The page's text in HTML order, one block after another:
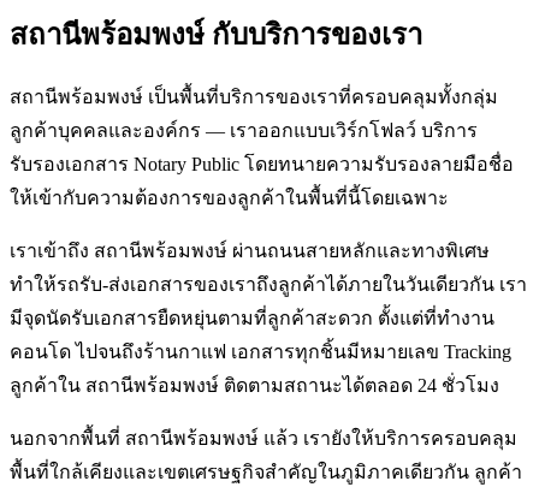
สถานีพร้อมพงษ์ กับบริการของเรา
สถานีพร้อมพงษ์ เป็นพื้นที่บริการของเราที่ครอบคลุมทั้งกลุ่ม
ลูกค้าบุคคลและองค์กร — เราออกแบบเวิร์กโฟลว์ บริการ
รับรองเอกสาร Notary Public โดยทนายความรับรองลายมือชื่อ
ให้เข้ากับความต้องการของลูกค้าในพื้นที่นี้โดยเฉพาะ
เราเข้าถึง สถานีพร้อมพงษ์ ผ่านถนนสายหลักและทางพิเศษ
ทำให้รถรับ-ส่งเอกสารของเราถึงลูกค้าได้ภายในวันเดียวกัน เรา
มีจุดนัดรับเอกสารยืดหยุ่นตามที่ลูกค้าสะดวก ตั้งแต่ที่ทำงาน
คอนโด ไปจนถึงร้านกาแฟ เอกสารทุกชิ้นมีหมายเลข Tracking
ลูกค้าใน สถานีพร้อมพงษ์ ติดตามสถานะได้ตลอด 24 ชั่วโมง
นอกจากพื้นที่ สถานีพร้อมพงษ์ แล้ว เรายังให้บริการครอบคลุม
พื้นที่ใกล้เคียงและเขตเศรษฐกิจสำคัญในภูมิภาคเดียวกัน ลูกค้า